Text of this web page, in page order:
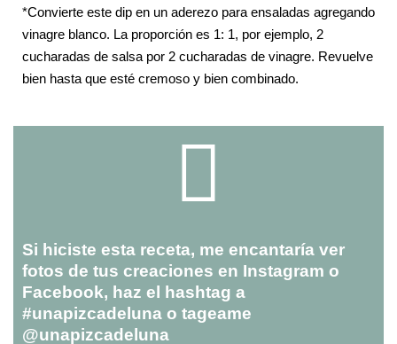
*Convierte este dip en un aderezo para ensaladas agregando
vinagre blanco. La proporción es 1: 1, por ejemplo, 2
cucharadas de salsa por 2 cucharadas de vinagre. Revuelve
bien hasta que esté cremoso y bien combinado.
Si hiciste esta receta, me encantaría ver
fotos de tus creaciones en Instagram o
Facebook, haz el hashtag a
#unapizcadeluna o tageame
@unapizcadeluna